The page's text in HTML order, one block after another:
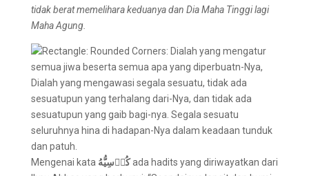
tidak berat memelihara keduanyadan Dia Maha Tinggi lagi
Maha Agung.
Mengenai kata كُرۡسِيُّهُada hadits yang diriwayatkan dari